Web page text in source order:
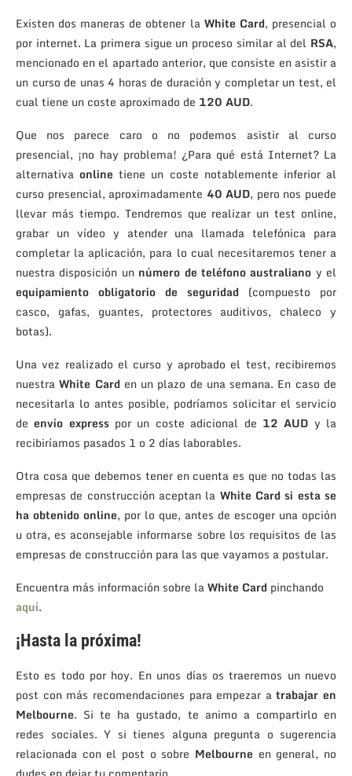
Existen dos maneras de obtener la White Card, presencial o
por internet. La primera sigue un proceso similar al del RSA,
mencionado en el apartado anterior, que consiste en asistir a
un curso de unas 4 horas de duración y completar un test, el
cual tiene un coste aproximado de 120 AUD.
Que nos parece caro o no podemos asistir al curso
presencial, ¡no hay problema! ¿Para qué está Internet? La
alternativaonline tiene un coste notablemente inferior al
curso presencial, aproximadamente 40 AUD, pero nos puede
llevar más tiempo. Tendremos que realizar un test online,
grabar un vídeo y atender una llamada telefónica para
completar la aplicación, para lo cual necesitaremos tener a
nuestra disposición un número de teléfono australiano y el
equipamiento obligatorio de seguridad (compuesto por
casco, gafas, guantes, protectores auditivos, chaleco y
botas).
Una vez realizado el curso y aprobado el test, recibiremos
nuestraWhite Carden un plazo de una semana. En caso de
necesitarla lo antes posible, podríamos solicitar el servicio
deenvío expresspor un coste adicional de 12 AUD y la
recibiríamos pasados 1 o 2 días laborables.
Otra cosa que debemos tener en cuenta es que no todas las
empresas de construcción aceptan la White Card si esta se
ha obtenido online, por lo que, antes de escoger una opción
u otra, es aconsejable informarse sobre los requisitos de las
empresas de construcción para las que vayamos a postular.
Encuentra más información sobre laWhite Card pinchando
aquí.
¡Hasta la próxima!
Esto es todo por hoy. En unos días os traeremos un nuevo
post con más recomendaciones para empezar atrabajar en
Melbourne. Si te ha gustado, te animo a compartirlo en
redes sociales. Y si tienes alguna pregunta o sugerencia
relacionada con el post o sobre Melbourne en general, no